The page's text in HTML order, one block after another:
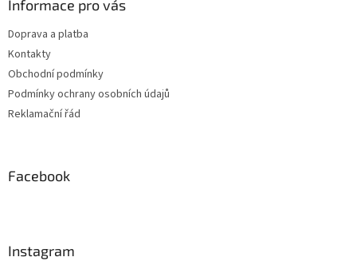
Informace pro vás
Doprava a platba
Kontakty
Obchodní podmínky
Podmínky ochrany osobních údajů
Reklamační řád
Facebook
Instagram